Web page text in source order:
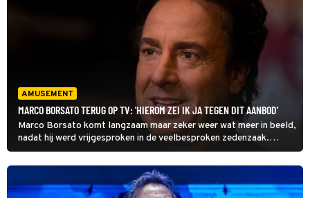
AMUSEMENT
MARCO BORSATO TERUG OP TV: 'HIEROM ZEI IK JA TEGEN DIT AANBOD'
Marco Borsato komt langzaam maar zeker weer wat meer in beeld,
nadat hij werd vrijgesproken in de veelbesproken zedenzaak.
Onlangs verscheen de zanger al voor de camera van NH Nieuws bij
een voetbalwedstrijd van AZ in Polen en zeer binnenkort zal hij te
zien zijn in een Belgisch tv-programma.